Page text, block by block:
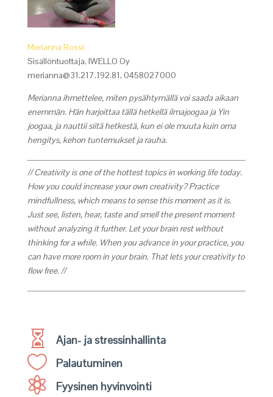
Merianna Rossi
Sisällöntuottaja, IWELLO Oy
merianna@31.217.192.81, 0458027000
Merianna ihmettelee, miten pysähtymällä voi saada aikaan
enemmän. Hän harjoittaa tällä hetkellä ilmajoogaa ja Yin
joogaa, ja nauttii siitä hetkestä, kun ei ole muuta kuin oma
hengitys, kehon tuntemukset ja rauha.
// Creativity is one of the hottest topics in working life today.
How you could increase your own creativity? Practice
mindfullness, which means to sense this moment as it is.
Just see, listen, hear, taste and smell the present moment
without analyzing it further. Let your brain rest without
thinking for a while. When you advance in your practice, you
can have more room in your brain. That lets your creativity to
flow free. //
 Ajan- ja stressinhallinta
 Palautuminen
 Fyysinen hyvinvointi